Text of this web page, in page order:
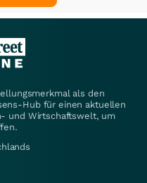
als den
Hub für einen aktuellen
und Wirtschaftswelt, um